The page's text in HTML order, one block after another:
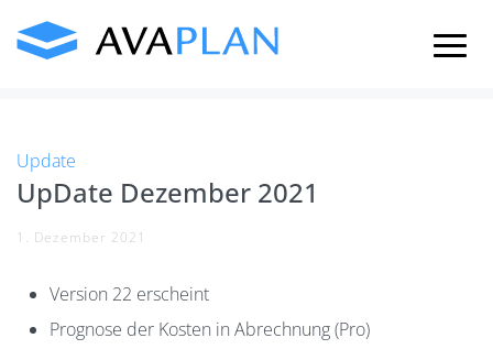
content
Update
UpDate Dezember 2021
1. Dezember 2021
Version 22 erscheint
Prognose der Kosten in Abrechnung (Pro)